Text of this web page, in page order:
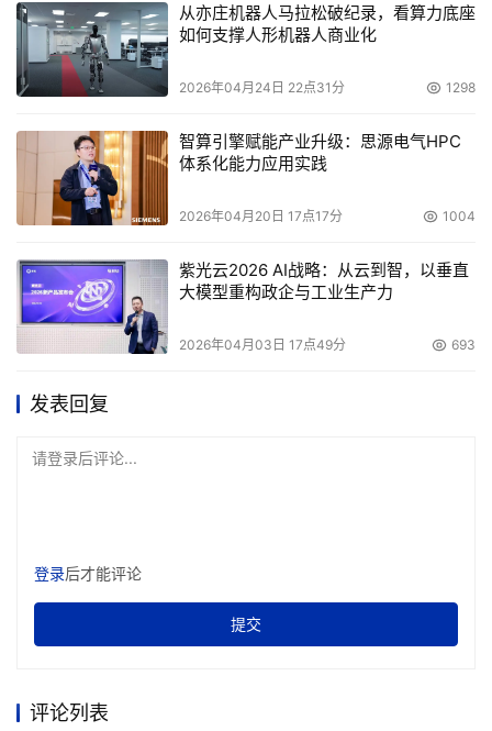
从亦庄机器人马拉松破纪录，看算力底座
如何支撑人形机器人商业化
2026年04月24日 22点31分 1298
智算引擎赋能产业升级：思源电气HPC
体系化能力应用实践
2026年04月20日 17点17分 1004
紫光云2026 AI战略：从云到智，以垂直
大模型重构政企与工业生产力
2026年04月03日 17点49分 693
发表回复
请登录后评论...
登录后才能评论
提交
评论列表